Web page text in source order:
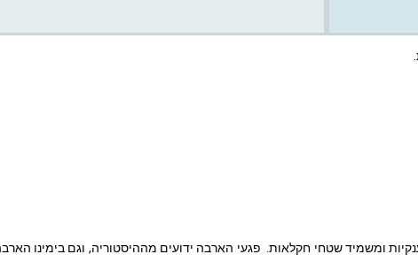
ומשמיד שטחי חקלאות. פגעי הארבה ידועים מההיסטוריה, וגם בימינו